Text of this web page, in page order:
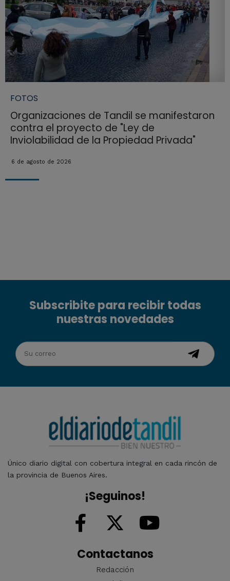
FOTOS
Organizaciones de Tandil se manifestaron
contra el proyecto de "Ley de
Inviolabilidad de la Propiedad Privada"
6 de agosto de 2026
Subscribite para recibir todas
nuestras novedades
Único diario digital con cobertura integral en cada rincón de
la provincia de Buenos Aires.
¡Seguinos!
Contactanos
Redacción